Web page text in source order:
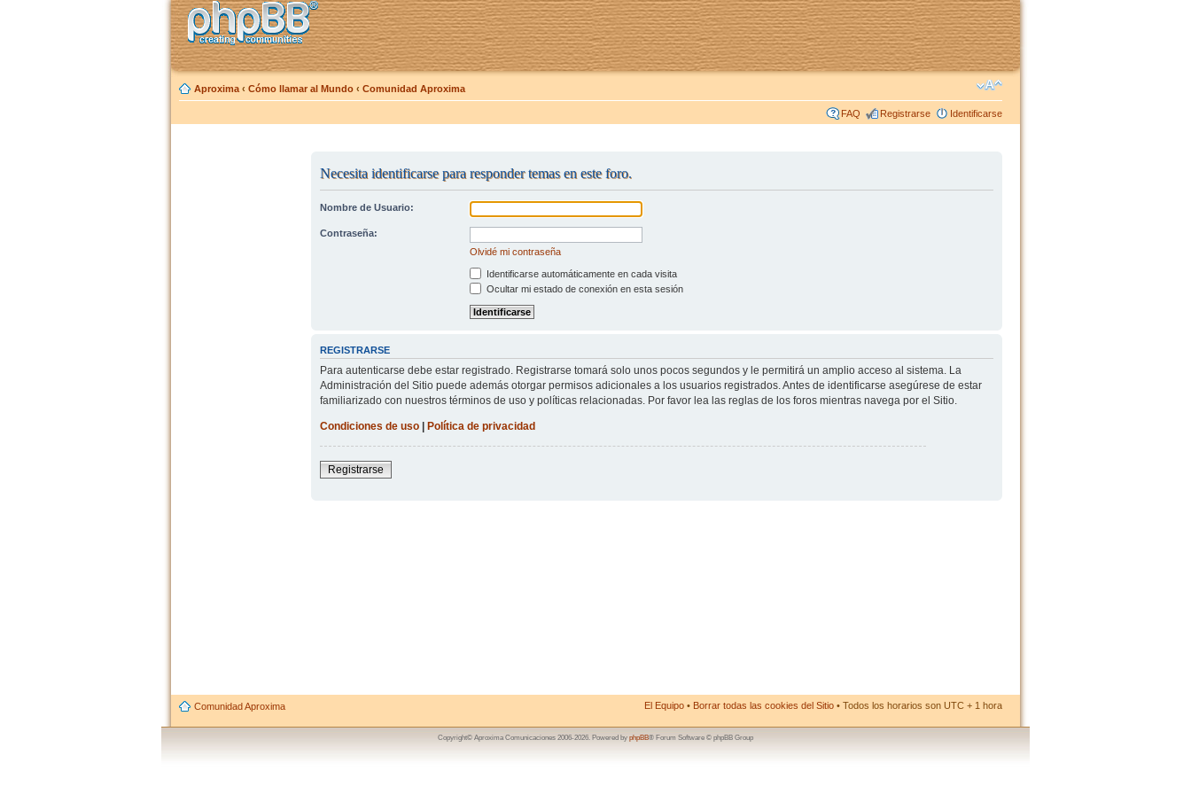
Aproxima ‹ Cómo llamar al Mundo ‹ Comunidad Aproxima
FAQ Registrarse Identificarse
Necesita identificarse para responder temas en este foro.
Nombre de Usuario:
Contraseña:
Olvidé mi contraseña
Identificarse automáticamente en cada visita
Ocultar mi estado de conexión en esta sesión
REGISTRARSE
Para autenticarse debe estar registrado. Registrarse tomará solo unos pocos segundos y le permitirá un amplio acceso al sistema. La
Administración del Sitio puede además otorgar permisos adicionales a los usuarios registrados. Antes de identificarse asegúrese de estar
familiarizado con nuestros términos de uso y políticas relacionadas. Por favor lea las reglas de los foros mientras navega por el Sitio.
Condiciones de uso| Política de privacidad
Registrarse
Comunidad Aproxima El Equipo • Borrar todas las cookies del Sitio • Todos los horarios son UTC + 1 hora
Copyright© Aproxima Comunicaciones 2006-2026. Powered by phpBB® Forum Software © phpBB Group